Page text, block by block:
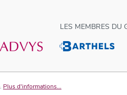
LES MEMBRES DU
Plus d'informations...